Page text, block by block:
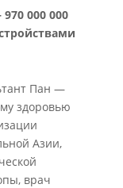
000 000
Пан —
здоровью
Азии,
врач